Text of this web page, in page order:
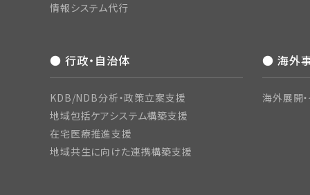
情報システム代行
● 行政・自治体
KDB/NDB分析・政策立案支援
地域包括ケアシステム構築支援
在宅医療推進支援
地域共生に向けた連携構築支援
● 海外
海外展開